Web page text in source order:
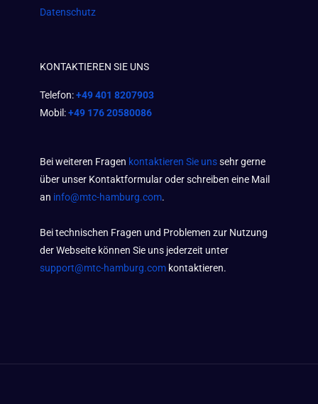
Datenschutz
KONTAKTIEREN SIE UNS
Telefon:+49 401 8207903
Mobil:+49 176 20580086
Bei weiteren Fragen kontaktieren Sie unssehr gerne
über unser Kontaktformular oder schreiben eine Mail
an info@mtc-hamburg.com.
Bei technischen Fragen und Problemen zur Nutzung
der Webseite können Sie uns jederzeit unter
support@mtc-hamburg.com kontaktieren.